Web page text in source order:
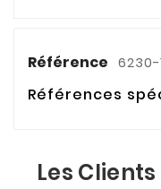
Référence 6230-
Références
Les